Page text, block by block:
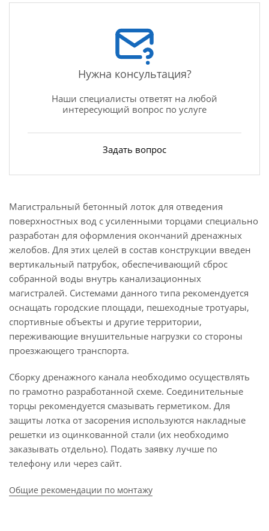
Нужна консультация?
Наши специалисты ответят на любой
интересующий вопрос по услуге
Задать вопрос
Магистральный бетонный лоток для отведения
поверхностных вод с усиленными торцами специально
разработан для оформления окончаний дренажных
желобов. Для этих целей в состав конструкции введен
вертикальный патрубок, обеспечивающий сброс
собранной воды внутрь канализационных
магистралей. Системами данного типа рекомендуется
оснащать городские площади, пешеходные тротуары,
спортивные объекты и другие территории,
переживающие внушительные нагрузки со стороны
проезжающего транспорта.
Сборку дренажного канала необходимо осуществлять
по грамотно разработанной схеме. Соединительные
торцы рекомендуется смазывать герметиком. Для
защиты лотка от засорения используются накладные
решетки из оцинкованной стали (их необходимо
заказывать отдельно). Подать заявку лучше по
телефону или через сайт.
Общие рекомендации по монтажу